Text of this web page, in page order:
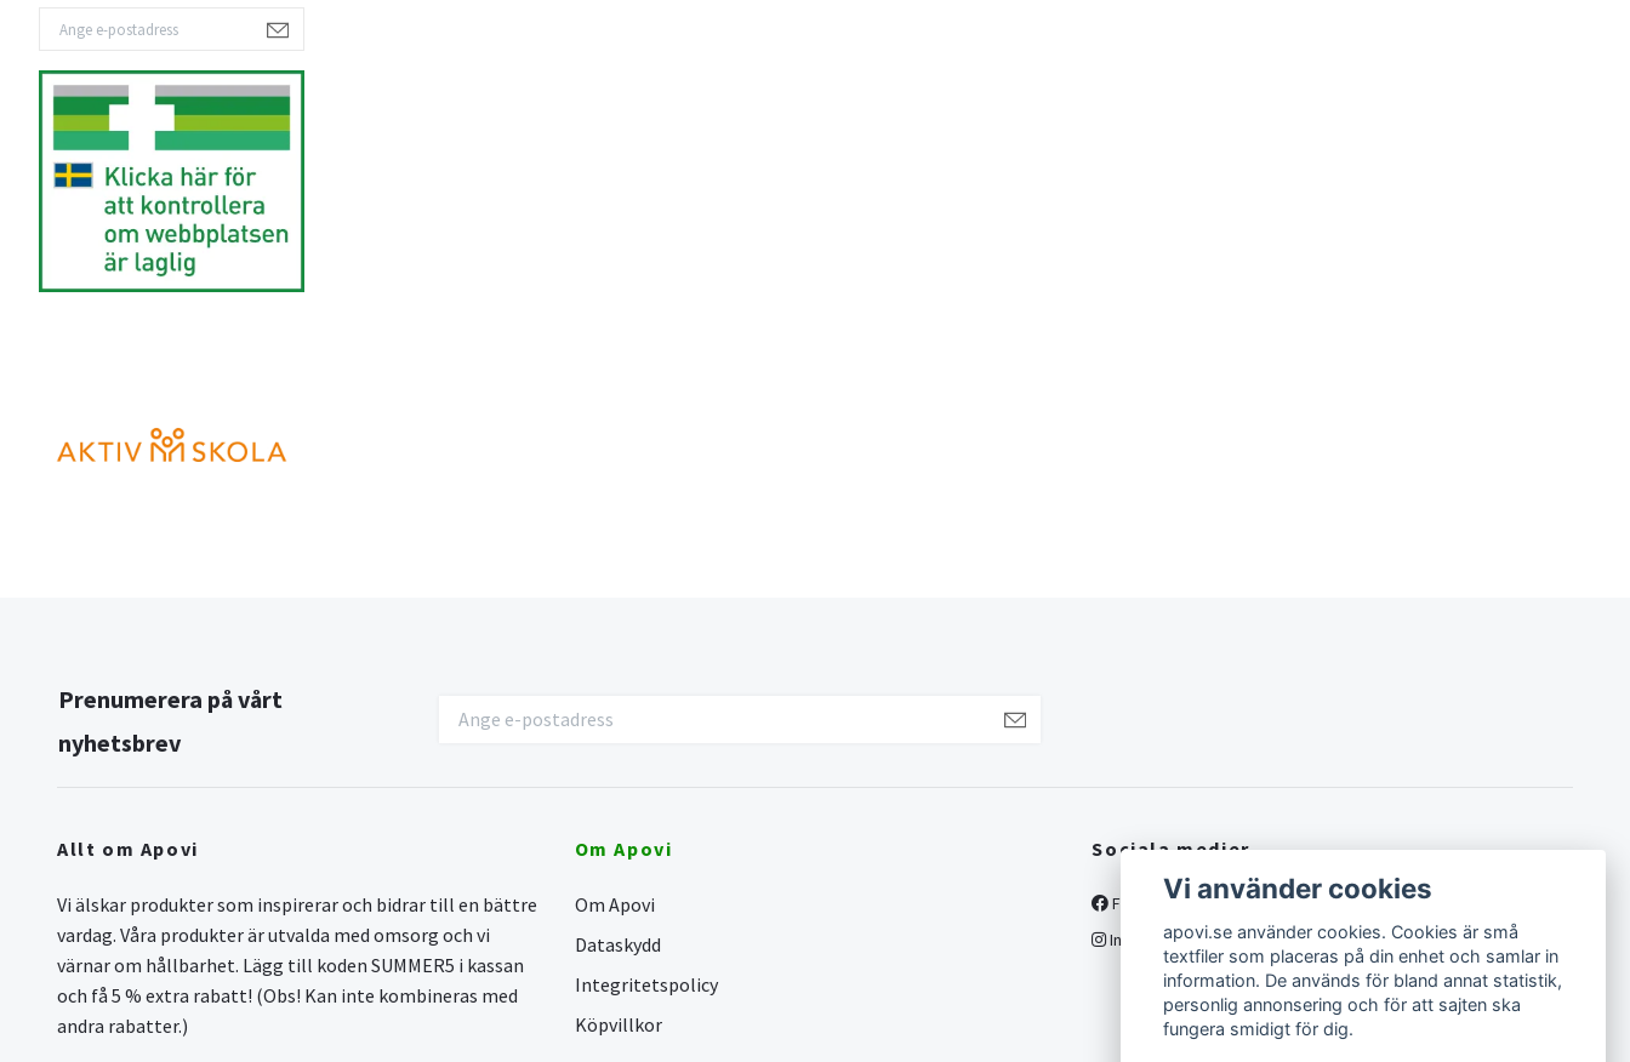
Prenumerera på vårt
nyhetsbrev
Allt om Apovi
Vi älskar produkter som inspirerar och bidrar till en bättre
vardag. Våra produkter är utvalda med omsorg och vi
värnar om hållbarhet. Lägg till koden SUMMER5 i kassan
och få 5 % extra rabatt! (Obs! Kan inte kombineras med
andra rabatter.)
Om Apovi
Om Apovi
Dataskydd
Integritetspolicy
Köpvillkor
Sociala medier
Facebook
Instagram
Vi använder cookies
apovi.se använder cookies. Cookies är små
textfiler som placeras på din enhet och samlar in
information. De används för bland annat statistik,
personlig annonsering och för att sajten ska
fungera smidigt för dig.